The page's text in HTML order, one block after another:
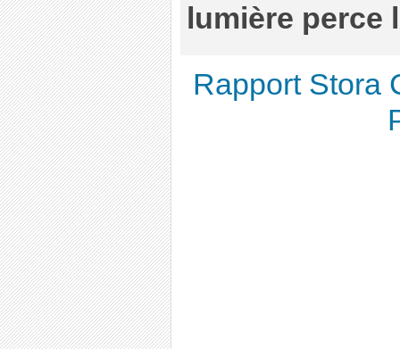
lumière perce
Rapport Stora